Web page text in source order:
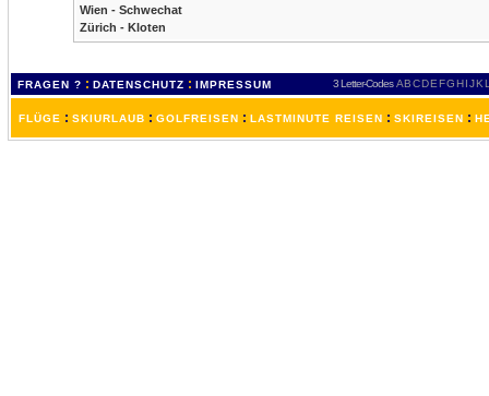
Wien - Schwechat
Zürich - Kloten
FRAGEN ? : DATENSCHUTZ : IMPRESSUM 3 Letter-Codes ABCDEFGH IJKL
FLÜGE : SKIURLAUB : GOLFREISEN : LASTMINUTE REISEN : SKIREISEN :